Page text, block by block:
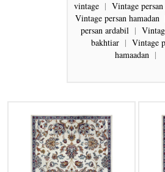
vintage | Vintage
Vintage persan hamadan
persan ardabil |
bakhtiar | Vintage
hamaadan |